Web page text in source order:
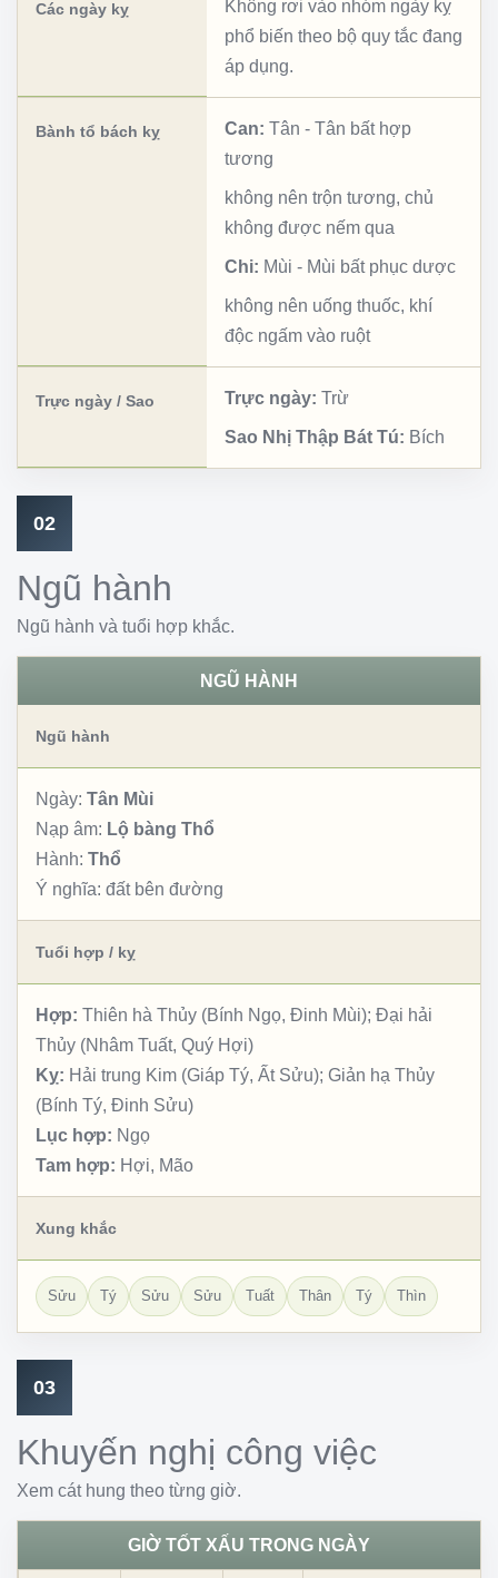
Các ngày kỵ
Không rơi vào nhóm ngày kỵ
phổ biến theo bộ quy tắc đang
áp dụng.
Bành tổ bách kỵ Can: Tân - Tân bất hợp
tương
không nên trộn tương, chủ
không được nếm qua
Chi: Mùi - Mùi bất phục dược
không nên uống thuốc, khí
độc ngấm vào ruột
Trực ngày / Sao Trực ngày: Trừ
Sao Nhị Thập Bát Tú: Bích
02
Ngũ hành
Ngũ hành và tuổi hợp khắc.
NGŨ HÀNH
Ngũ hành
Ngày: Tân Mùi
Nạp âm: Lộ bàng Thổ
Hành: Thổ
Ý nghĩa: đất bên đường
Tuổi hợp / kỵ
Hợp: Thiên hà Thủy (Bính Ngọ, Đinh Mùi); Đại hải
Thủy (Nhâm Tuất, Quý Hợi)
Kỵ: Hải trung Kim (Giáp Tý, Ất Sửu); Giản hạ Thủy
(Bính Tý, Đinh Sửu)
Lục hợp: Ngọ
Tam hợp: Hợi, Mão
Xung khắc
Sửu Tý Sửu Sửu Tuất Thân Tý Thìn
03
Khuyến nghị công việc
Xem cát hung theo từng giờ.
GIỜ TỐT XẤU TRONG NGÀY